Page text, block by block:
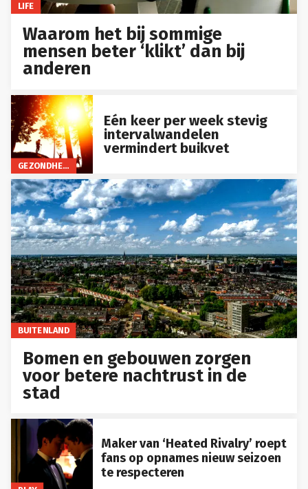
LIFE
Waarom het bij sommige
mensen beter ‘klikt’ dan bij
anderen
GEZONDHEID
Eén keer per week stevig
intervalwandelen
vermindert buikvet
BUITENLAND
Bomen en gebouwen zorgen
voor betere nachtrust in de
stad
Maker van ‘Heated Rivalry’ roept
fans op opnames nieuw seizoen
te respecteren